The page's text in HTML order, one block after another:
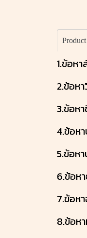
1.ข้อห
2.ข้อห
3.ข้อห
4.ข้อห
5.ข้อห
6.ข้อห
7.ข้อห
8.ข้อห